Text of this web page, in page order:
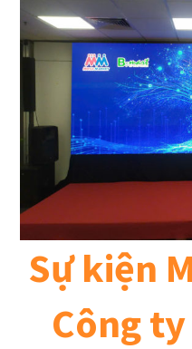
Sự kiện
Công ty